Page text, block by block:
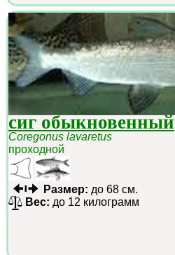
сиг обыкновенный
Coregonus lavaretus
проходной
Размер: до 68 см.
Вес: до 12 килограмм